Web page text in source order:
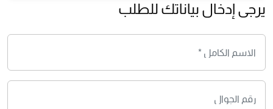
يرجى إدخال بياناتك للطلب